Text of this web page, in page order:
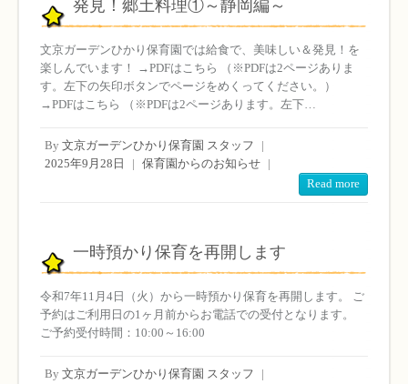
発見！郷土料理①～静岡編～
文京ガーデンひかり保育園では給食で、美味しい＆発見！を
楽しんでいます！ →PDFはこちら （※PDFは2ページありま
す。左下の矢印ボタンでページをめくってください。）
→PDFはこちら （※PDFは2ページあります。左下…
By 文京ガーデンひかり保育園 スタッフ
|
2025年9月28日
| 保育園からのお知らせ
|
Read more
一時預かり保育を再開します
令和7年11月4日（火）から一時預かり保育を再開します。 ご
予約はご利用日の1ヶ月前からお電話での受付となります。
ご予約受付時間：10:00～16:00
By 文京ガーデンひかり保育園 スタッフ
|